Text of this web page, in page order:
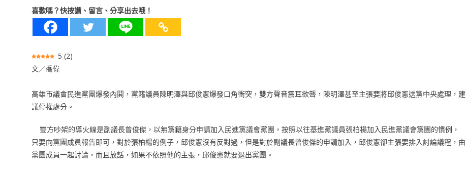
喜歡嗎？快按讚、留言、分享出去哦！
5 (2)
文／喬偉
高雄市議會民進黨團爆發內鬨，黨籍議員陳明澤與邱俊憲爆發口角衝突，雙方聲音震耳欲聾，陳明澤甚至主張要將邱俊憲送黨中央處理，建
議停權處分。
雙方吵架的導火線是副議長曾俊傑，以無黨籍身分申請加入民進黨議會黨團，按照以往基進黨議員張柏楊加入民進黨議會黨團的慣例，
只要向黨團成員報告即可，對於張柏楊的例子，邱俊憲沒有反對過，但是對於副議長曾俊傑的申請加入，邱俊憲卻主張要排入討論議程，由
黨團成員一起討論，而且放話，如果不依照他的主張，邱俊憲就要退出黨團。